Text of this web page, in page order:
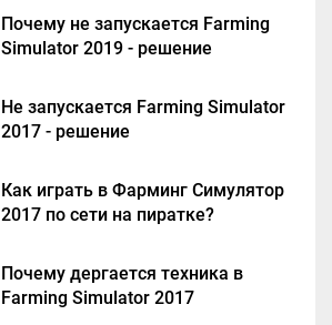
Почему не запускается Farming
Simulator 2019 - решение
Не запускается Farming Simulator
2017 - решение
Как играть в Фарминг Симулятор
2017 по сети на пиратке?
Почему дергается техника в
Farming Simulator 2017